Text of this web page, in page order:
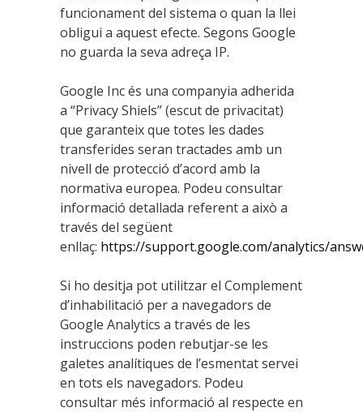
funcionament del sistema o quan la llei
obligui a aquest efecte. Segons Google
no guarda la seva adreça IP.
Google Inc és una companyia adherida
a “Privacy Shiels” (escut de privacitat)
que garanteix que totes les dades
transferides seran tractades amb un
nivell de protecció d’acord amb la
normativa europea. Podeu consultar
informació detallada referent a això a
través del següent
enllaç: https://support.google.com/analytics/
Si ho desitja pot utilitzar el Complement
d’inhabilitació per a navegadors de
Google Analytics a través de les
instruccions poden rebutjar-se les
galetes analítiques de l’esmentat servei
en tots els navegadors. Podeu
consultar més informació al respecte en